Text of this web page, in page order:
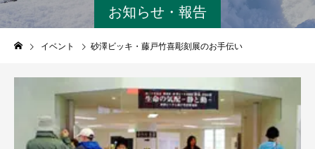
お知らせ・報告
イベント 砂澤ビッキ・藤戸竹喜彫刻展のお手伝い